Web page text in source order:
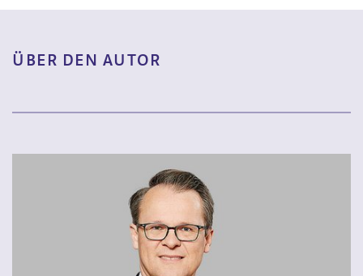
ÜBER DEN AUTOR